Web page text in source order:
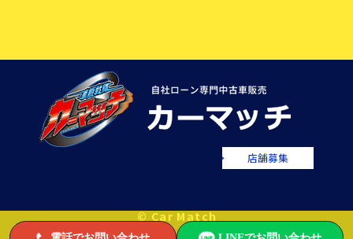
店舗募集
© Car Match